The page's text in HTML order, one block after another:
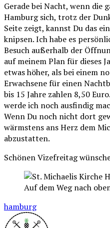
Gerade bei Nacht, wenn die
Hamburg sich, trotz der
Seite zeigt, kannst Du das
knipsen. Ich habe es
Besuch außerhalb der
auf meinem Plan für dieses
etwas höher, als bei einem
Erwachsene für einen
bis 15 Jahre zahlen 8,50
werde ich noch ausfindig
Wenn Du noch nicht dort
wärmstens ans Herz dem
abzustatten.
Schönen Vizefreitag
Auf dem Weg nach
hamburg